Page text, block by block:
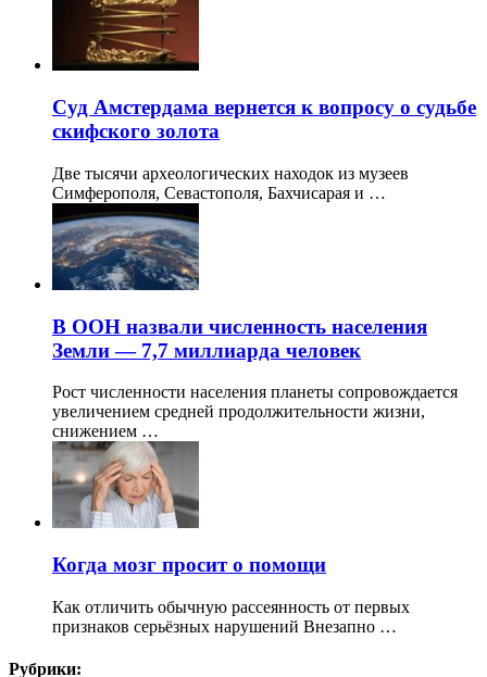
Суд Амстердама вернется к вопросу о судьбе
скифского золота
Две тысячи археологических находок из музеев
Симферополя, Севастополя, Бахчисарая и …
В ООН назвали численность населения
Земли — 7,7 миллиарда человек
Рост численности населения планеты сопровождается
увеличением средней продолжительности жизни,
снижением …
Когда мозг просит о помощи
Как отличить обычную рассеянность от первых
признаков серьёзных нарушений Внезапно …
Рубрики: